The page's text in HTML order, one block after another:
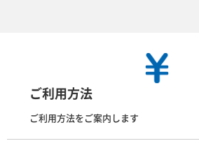
ご利用方法
ご利用方法をご案内します